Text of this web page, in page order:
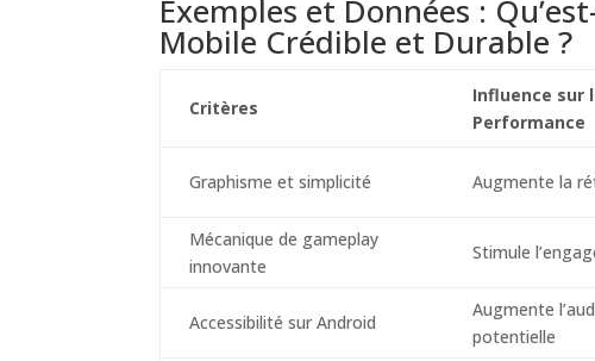
Exemples et Données :
Mobile Crédible et Durable ?
Critères
Influence sur
Performance
Graphisme et simplicité Augmente la
Mécanique de gameplay
innovante
Stimule
Accessibilité sur Android
Augmente
potentielle